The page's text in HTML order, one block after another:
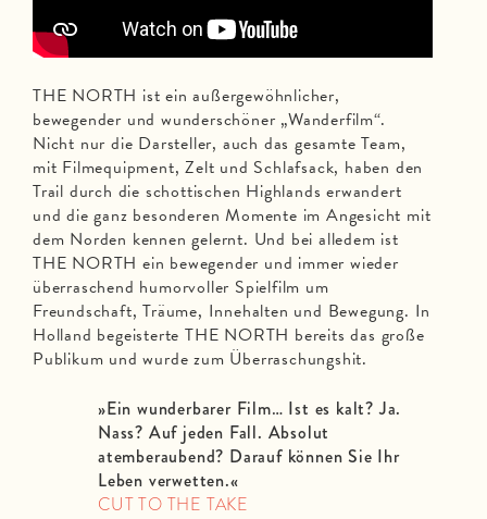
THE NORTH ist ein außergewöhnlicher,
bewegender und wunderschöner „Wanderfilm“.
Nicht nur die Darsteller, auch das gesamte Team,
mit Filmequipment, Zelt und Schlafsack, haben den
Trail durch die schottischen Highlands erwandert
und die ganz besonderen Momente im Angesicht mit
dem Norden kennen gelernt. Und bei alledem ist
THE NORTH ein bewegender und immer wieder
überraschend humorvoller Spielfilm um
Freundschaft, Träume, Innehalten und Bewegung. In
Holland begeisterte THE NORTH bereits das große
Publikum und wurde zum Überraschungshit.
»Ein wunderbarer Film… Ist es kalt? Ja.
Nass? Auf jeden Fall. Absolut
atemberaubend? Darauf können Sie Ihr
Leben verwetten.«
CUT TO THE TAKE